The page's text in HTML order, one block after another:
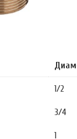
1/2
3/4
1